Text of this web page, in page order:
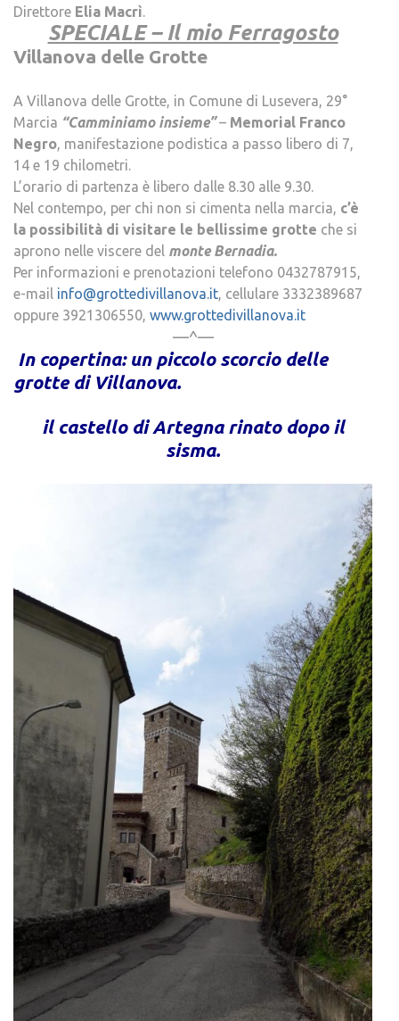
Direttore Elia Macrì.
SPECIALE – Il mio Ferragosto
Villanova delle Grotte
A Villanova delle Grotte, in Comune di Lusevera, 29°
Marcia “Camminiamo insieme”– Memorial Franco
Negro, manifestazione podistica a passo libero di 7,
14 e 19 chilometri.
L’orario di partenza è libero dalle 8.30 alle 9.30.
Nel contempo, per chi non si cimenta nella marcia, c’è
la possibilità di visitare le bellissime grotte che si
aprono nelle viscere del monte Bernadia.
Per informazioni e prenotazioni telefono 0432787915,
e-mail info@grottedivillanova.it, cellulare 3332389687
oppure 3921306550, www.grottedivillanova.it
—^—
In copertina: un piccolo scorcio delle
grotte di Villanova.
il castello di Artegna rinato dopo il
sisma.